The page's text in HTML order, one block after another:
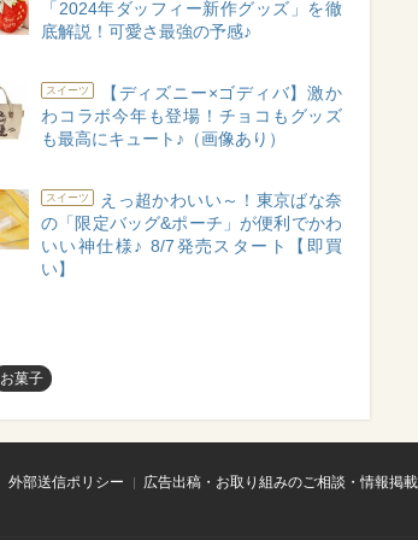
「2024年ダッフィー新作グッズ」を徹
底解説！可愛さ最強の予感♪
スイーツ
【ディズニー×ゴディバ】激か
わコラボ今年も登場！チョコもグッズ
も最高にキュート♪（画像あり）
スイーツ
えっ超かわいい～！東京ばな奈
の「限定バッグ&ポーチ」が便利でかわ
いい神仕様♪ 8/7発売スタート【即買
い】
お菓子
外部送信ポリシー
広告出稿・お取り組みのご相談・情報掲